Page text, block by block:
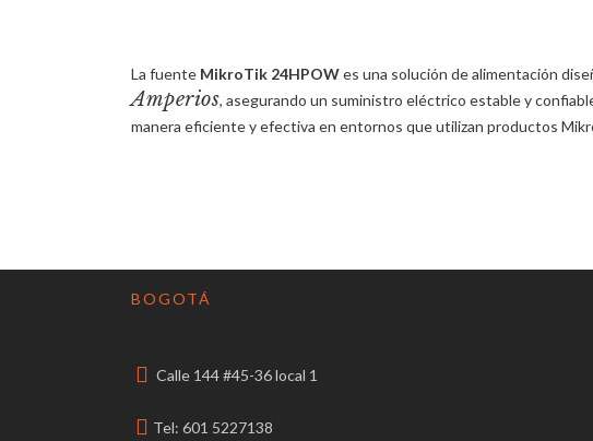
La fuente MikroTik 24HPOWes una solución de alimentación
Amperios, asegurando un suministro eléctrico estable y
manera eficiente y efectiva en entornos que utilizan productos
BOGOTÁ
Calle 144 #45-36 local 1
Tel: 601 5227138